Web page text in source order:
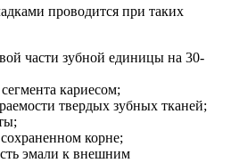
проводится при таких
части зубной единицы на 30-
кариесом;
твердых зубных тканей;
корне;
эмали к внешним